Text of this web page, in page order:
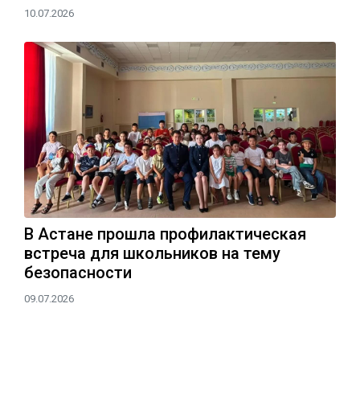
10.07.2026
В Астане прошла профилактическая
встреча для школьников на тему
безопасности
09.07.2026